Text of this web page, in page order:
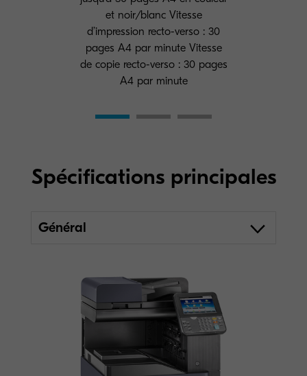
et noir/blanc Vitesse
d’impression recto-verso : 30
pages A4 par minute Vitesse
de copie recto-verso : 30 pages
A4 par minute
Spécifications principales
Général